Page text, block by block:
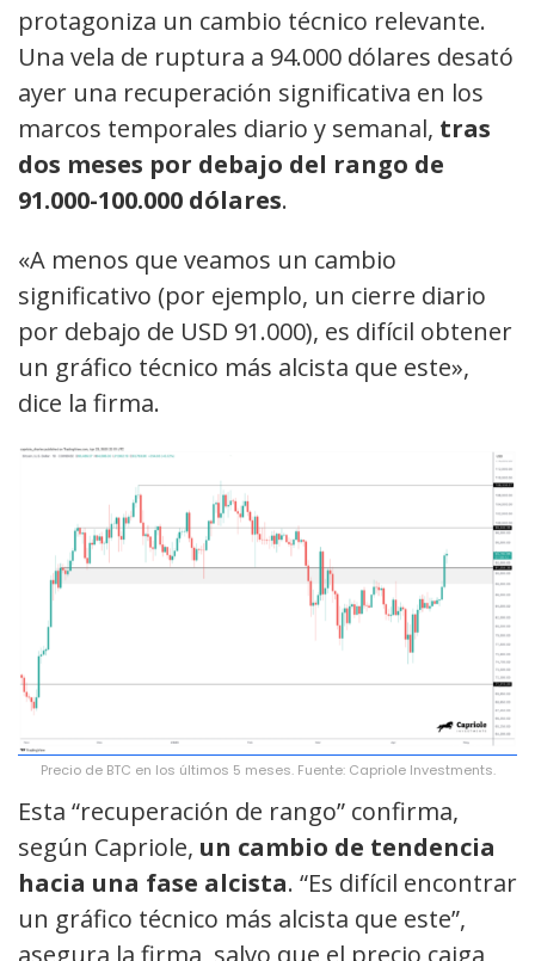
protagoniza un cambio técnico relevante.
Una vela de ruptura a 94.000 dólares desató
ayer una recuperación significativa en los
marcos temporales diario y semanal, tras
dos meses por debajo del rango de
91.000-100.000 dólares.
«A menos que veamos un cambio
significativo (por ejemplo, un cierre diario
por debajo de USD 91.000), es difícil obtener
un gráfico técnico más alcista que este»,
dice la firma.
Precio de BTC en los últimos 5 meses. Fuente: Capriole Investments.
Esta “recuperación de rango” confirma,
según Capriole, un cambio de tendencia
hacia una fase alcista. “Es difícil encontrar
un gráfico técnico más alcista que este”,
asegura la firma, salvo que el precio caiga